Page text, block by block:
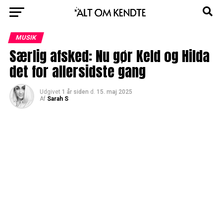
MUSIK
Særlig afsked: Nu gør Keld og Hilda
det for allersidste gang
Udgivet 1 år siden d. 15. maj 2025
Af Sarah S